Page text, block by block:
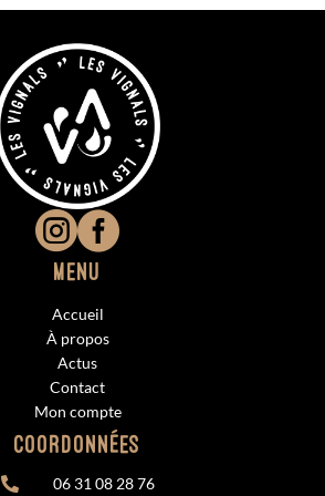

Menu
Accueil
À propos
Actus
Contact
Mon compte
Coordonnées
 06 31 08 28 76